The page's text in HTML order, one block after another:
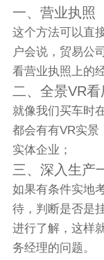
一、营业执照
这个方法可以直
户会说，贸易公
看营业执照上的
二、全景VR看
就像我们买车时
都会有有VR实景
实体企业；
三、深入生产
如果有条件实地
待，判断是否是
进行了解，这样
务经理的问题。